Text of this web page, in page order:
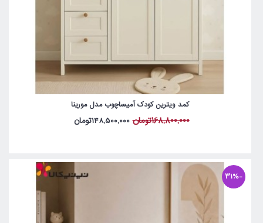
کمد ویترین کودک آمیساچوب مدل مورینا
168,800,000تومان 148,500,000تومان
-31%